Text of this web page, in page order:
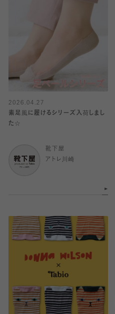
2026.04.27
素足風に履けるシリーズ入荷しまし
た☆
靴下屋
アトレ川崎